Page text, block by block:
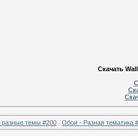
Скачать
разные темы #200 Обои - Разная тематика